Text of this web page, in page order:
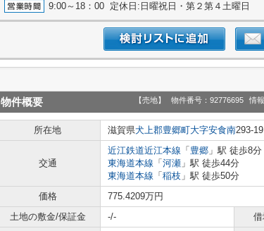
9:00～18：00 定休日:日曜祝日・第２第４土曜日
物件概要 【売地】 物件番号：92776695 情
所在地 滋賀県犬上郡豊郷町大字安食南293-19
交通
近江鉄道近江本線 「 豊郷 」駅 徒歩8分
東海道本線 「 河瀬 」駅 徒歩44分
東海道本線 「 稲枝 」駅 徒歩50分
価格
775.4209万円
土地の敷金/保証金
-/-